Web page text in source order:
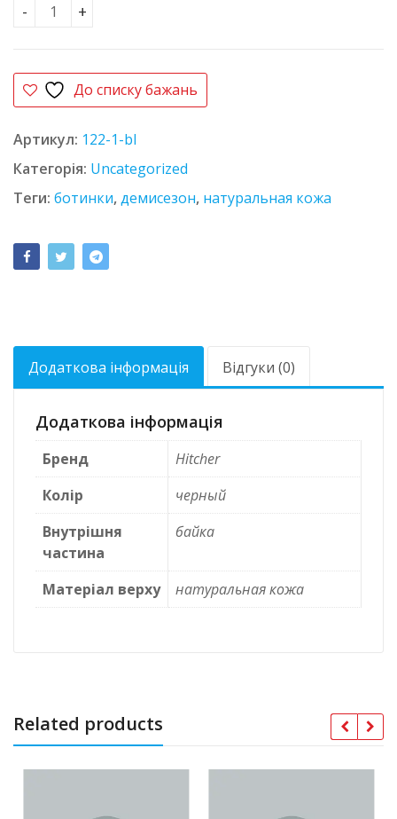
Ботинки 122-1 BL кількість
До списку бажань
Артикул: 122-1-bl
Категорія: Uncategorized
Теги: ботинки,демисезон, натуральная кожа
Додаткова інформація Відгуки (0)
Додаткова інформація
Бренд
Hitcher
Колір
черный
Внутрішня
частина
байка
Матеріал верху натуральная кожа
Related products